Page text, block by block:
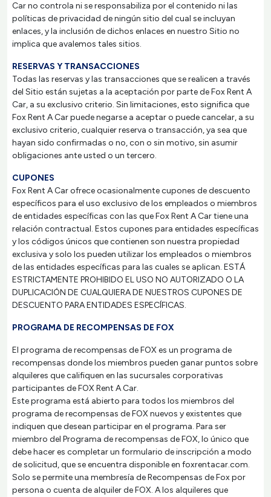
Car no controla ni se responsabiliza por el contenido ni las
políticas de privacidad de ningún sitio del cual se incluyan
enlaces, y la inclusión de dichos enlaces en nuestro Sitio no
implica que avalemos tales sitios.
RESERVAS Y TRANSACCIONES
Todas las reservas y las transacciones que se realicen a través
del Sitio están sujetas a la aceptación por parte de Fox Rent A
Car, a su exclusivo criterio. Sin limitaciones, esto significa que
Fox Rent A Car puede negarse a aceptar o puede cancelar, a su
exclusivo criterio, cualquier reserva o transacción, ya sea que
hayan sido confirmadas o no, con o sin motivo, sin asumir
obligaciones ante usted o un tercero.
CUPONES
Fox Rent A Car ofrece ocasionalmente cupones de descuento
específicos para el uso exclusivo de los empleados o miembros
de entidades específicas con las que Fox Rent A Car tiene una
relación contractual. Estos cupones para entidades específicas
y los códigos únicos que contienen son nuestra propiedad
exclusiva y solo los pueden utilizar los empleados o miembros
de las entidades específicas para las cuales se aplican. ESTÁ
ESTRICTAMENTE PROHIBIDO EL USO NO AUTORIZADO O LA
DUPLICACIÓN DE CUALQUIERA DE NUESTROS CUPONES DE
DESCUENTO PARA ENTIDADES ESPECÍFICAS.
PROGRAMA DE RECOMPENSAS DE FOX
El programa de recompensas de FOX es un programa de
recompensas donde los miembros pueden ganar puntos sobre
alquileres que califiquen en las sucursales corporativas
participantes de FOX Rent A Car.
Este programa está abierto para todos los miembros del
programa de recompensas de FOX nuevos y existentes que
indiquen que desean participar en el programa. Para ser
miembro del Programa de recompensas de FOX, lo único que
debe hacer es completar un formulario de inscripción a modo
de solicitud, que se encuentra disponible en foxrentacar.com.
Solo se permite una membresía de Recompensas de Fox por
persona o cuenta de alquiler de FOX. A los alquileres que